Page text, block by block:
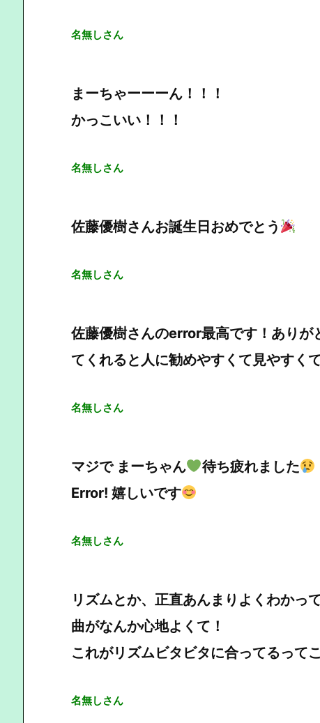
名無しさん
まーちゃーーーん！！！
かっこいい！！！
名無しさん
佐藤優樹さんお誕生日おめでとう
名無しさん
佐藤優樹さんのerror最高です！ありが
てくれると人に勧めやすくて見やすく
名無しさん
マジで まーちゃん
待ち疲れました
Error! 嬉しいです
名無しさん
リズムとか、正直あんまりよくわかっ
曲がなんか心地よくて！
これがリズムビタビタに合ってるって
名無しさん